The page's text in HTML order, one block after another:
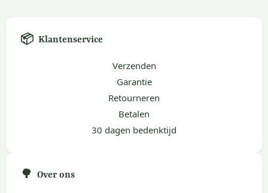
📦 Klantenservice
Verzenden
Garantie
Retourneren
Betalen
30 dagen bedenktijd
🌳 Over ons